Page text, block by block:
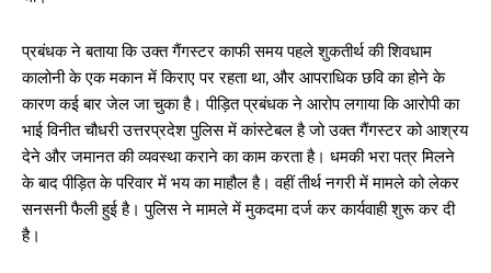
प्रबंधक ने बताया कि उक्त गैंगस्टर काफी समय पहले शुकतीर्थ की शिवधाम
कालोनी के एक मकान में किराए पर रहता था, और आपराधिक छवि का होने के
कारण कई बार जेल जा चुका है। पीड़ित प्रबंधक ने आरोप लगाया कि आरोपी का
भाई विनीत चौधरी उत्तरप्रदेश पुलिस में कांस्टेबल है जो उक्त गैंगस्टर को आश्रय
देने और जमानत की व्यवस्था कराने का काम करता है। धमकी भरा पत्र मिलने
के बाद पीड़ित के परिवार में भय का माहौल है। वहीं तीर्थ नगरी में मामले को लेकर
सनसनी फैली हुई है। पुलिस ने मामले में मुकदमा दर्ज कर कार्यवाही शुरू कर दी
है।